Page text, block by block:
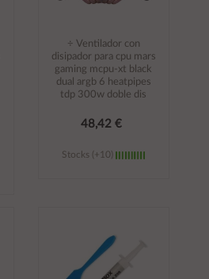
÷ Ventilador con
disipador para cpu mars
gaming mcpu-xt black
dual argb 6 heatpipes
tdp 300w doble dis
48,42 €
Stocks (+10)